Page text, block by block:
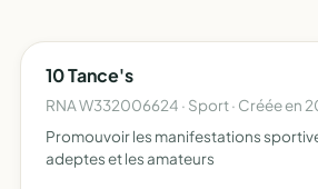
10 Tance's
RNA W332006624 · Sport · Créée en
Promouvoir les manifestations
adeptes et les amateurs